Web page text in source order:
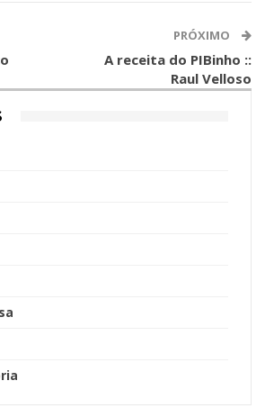
PRÓXIMO
A receita do PIBinho ::
Raul Velloso